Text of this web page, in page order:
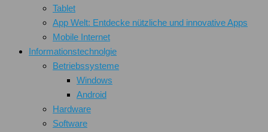
Tablet
App Welt: Entdecke nützliche und innovative Apps
Mobile Internet
Informationstechnolgie
Betriebssysteme
Windows
Android
Hardware
Software